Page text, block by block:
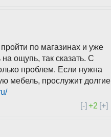
по магазинах и уже
ощупь, так сказать. С
проблем. Если нужна
мебель, прослужит долгие
[-] +2 [+]